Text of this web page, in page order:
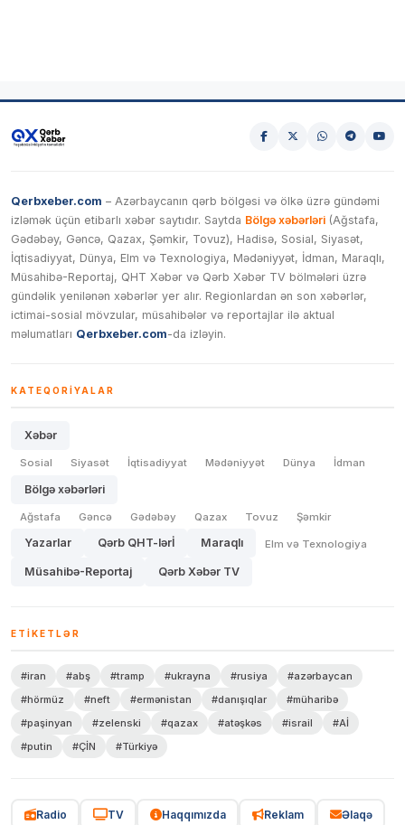
Qerbxeber.com – Azərbaycanın qərb bölgəsi və ölkə üzrə gündəmi
izləmək üçün etibarlı xəbər saytıdır. Saytda Bölgə xəbərləri (Ağstafa,
Gədəbəy, Gəncə, Qazax, Şəmkir, Tovuz), Hadisə, Sosial, Siyasət,
İqtisadiyyat, Dünya, Elm və Texnologiya, Mədəniyyət, İdman, Maraqlı,
Müsahibə-Reportaj, QHT Xəbər və Qərb Xəbər TV bölmələri üzrə
gündəlik yenilənən xəbərlər yer alır. Regionlardan ən son xəbərlər,
ictimai-sosial mövzular, müsahibələr və reportajlar ilə aktual
məlumatları Qerbxeber.com-da izləyin.
KATEQORIYALAR
Xəbər
Sosial Siyasət İqtisadiyyat Mədəniyyət Dünya İdman
Bölgə xəbərləri
Ağstafa Gəncə Gədəbəy Qazax Tovuz Şəmkir
Yazarlar Qərb QHT-lərİ Maraqlı Elm və Texnologiya
Müsahibə-Reportaj Qərb Xəbər TV
ETIKETLƏR
#iran #abş #tramp #ukrayna #rusiya
#azərbaycan
#hörmüz
#neft #ermənistan #danışıqlar
#müharibə
#paşinyan
#zelenski #qazax #atəşkəs #israil
#Aİ
#putin
#ÇİN #Türkiyə
Radio TV Haqqımızda Reklam Əlaqə